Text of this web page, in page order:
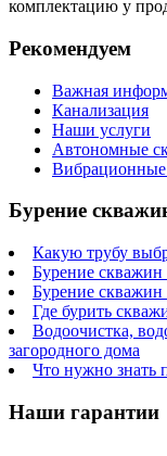
комплектацию у
Рекомендуем
Важная
Канализация
Наши услуги
Автономные
Бурение
Какую трубу
Бурение скважин
Бурение скважин
Где бурить
Водоочистка,
загородного дома
Что нужно знать
Наши гарантии